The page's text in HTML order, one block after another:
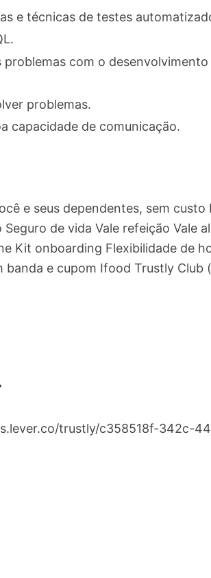
e técnicas de testes
com o
problemas.
capacidade de comunicação.
e seus dependentes, sem
de vida Vale refeição Vale
Kit onboarding Flexibilidade de
banda e cupom Ifood Trustly
trustly/c358518f-342c-